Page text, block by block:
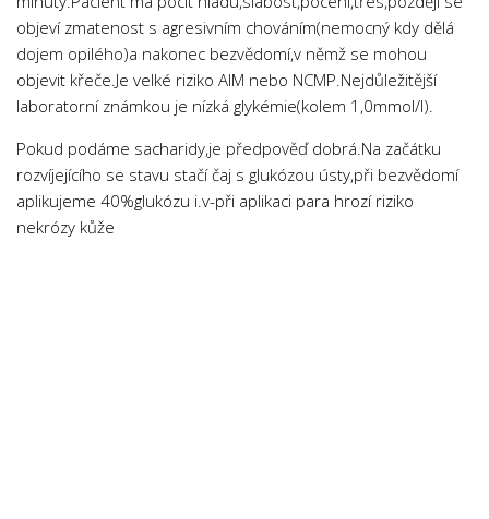
objeví zmatenost s agresivním chováním(nemocný kdy dělá
dojem opilého)a nakonec bezvědomí,v němž se mohou
objevit křeče.Je velké riziko AIM nebo NCMP.Nejdůležitější
laboratorní známkou je nízká glykémie(kolem 1,0mmol/l).
Pokud podáme sacharidy,je předpověď dobrá.Na začátku
rozvíjejícího se stavu stačí čaj s glukózou ústy,při bezvědomí
aplikujeme 40%glukózu i.v-při aplikaci para hrozí riziko
nekrózy kůže